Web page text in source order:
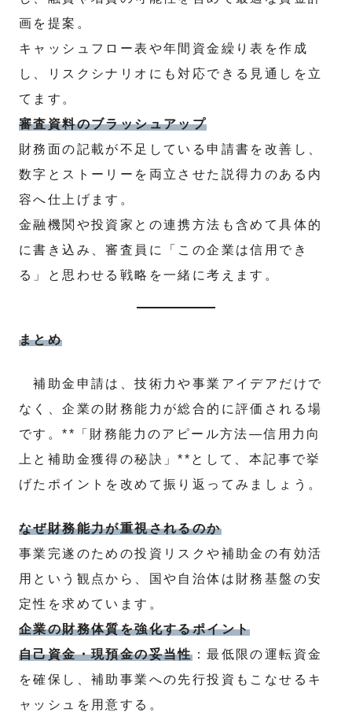
画を提案。
キャッシュフロー表や年間資金繰り表を作成
し、リスクシナリオにも対応できる見通しを立
てます。
審査資料のブラッシュアップ
財務面の記載が不足している申請書を改善し、
数字とストーリーを両立させた説得力のある内
容へ仕上げます。
金融機関や投資家との連携方法も含めて具体的
に書き込み、審査員に「この企業は信用でき
る」と思わせる戦略を一緒に考えます。
まとめ
補助金申請は、技術力や事業アイデアだけで
なく、企業の財務能力が総合的に評価される場
です。**「財務能力のアピール方法―信用力向
上と補助金獲得の秘訣」**として、本記事で挙
げたポイントを改めて振り返ってみましょう。
なぜ財務能力が重視されるのか
事業完遂のための投資リスクや補助金の有効活
用という観点から、国や自治体は財務基盤の安
定性を求めています。
企業の財務体質を強化するポイント
自己資金・現預金の妥当性：最低限の運転資金
を確保し、補助事業への先行投資もこなせるキ
ャッシュを用意する。